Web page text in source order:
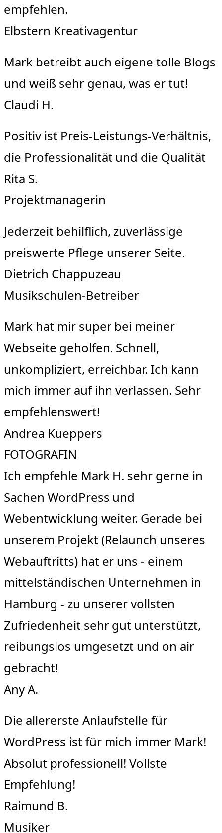
empfehlen.
Elbstern Kreativagentur
Mark betreibt auch eigene tolle Blogs
und weiß sehr genau, was er tut!
Claudi H.
Positiv ist Preis-Leistungs-Verhältnis,
die Professionalität und die Qualität
Rita S.
Projektmanagerin
Jederzeit behilflich, zuverlässige
preiswerte Pflege unserer Seite.
Dietrich Chappuzeau
Musikschulen-Betreiber
Mark hat mir super bei meiner
Webseite geholfen. Schnell,
unkompliziert, erreichbar. Ich kann
mich immer auf ihn verlassen. Sehr
empfehlenswert!
Andrea Kueppers
FOTOGRAFIN
Ich empfehle Mark H. sehr gerne in
Sachen WordPress und
Webentwicklung weiter. Gerade bei
unserem Projekt (Relaunch unseres
Webauftritts) hat er uns - einem
mittelständischen Unternehmen in
Hamburg - zu unserer vollsten
Zufriedenheit sehr gut unterstützt,
reibungslos umgesetzt und on air
gebracht!
Any A.
Die allererste Anlaufstelle für
WordPress ist für mich immer Mark!
Absolut professionell! Vollste
Empfehlung!
Raimund B.
Musiker